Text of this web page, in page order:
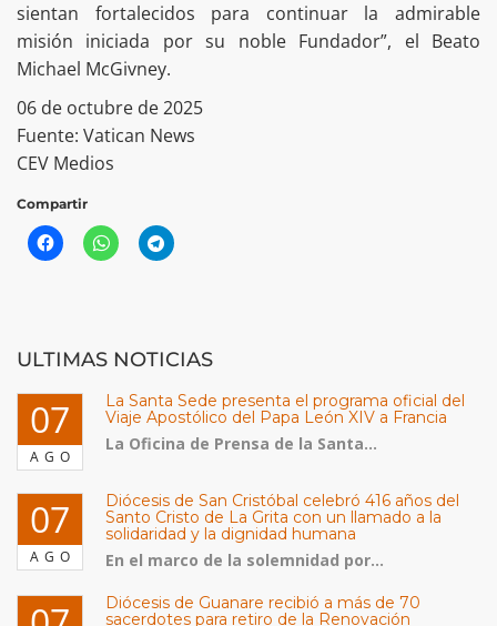
sientan fortalecidos para continuar la admirable
misión iniciada por su noble Fundador”, el Beato
Michael McGivney.
06 de octubre de 2025
Fuente: Vatican News
CEV Medios
Compartir
ULTIMAS NOTICIAS
07
AGO
La Santa Sede presenta el programa oficial del
Viaje Apostólico del Papa León XIV a Francia
La Oficina de Prensa de la Santa...
07
AGO
Diócesis de San Cristóbal celebró 416 años del
Santo Cristo de La Grita con un llamado a la
solidaridad y la dignidad humana
En el marco de la solemnidad por...
Diócesis de Guanare recibió a más de 70
sacerdotes para retiro de la Renovación